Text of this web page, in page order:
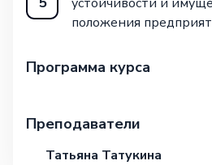
положения
Программа курса
Преподаватели
Татьяна Татукина